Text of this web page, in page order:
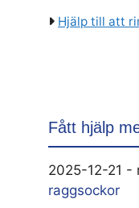
Hjälp till att
Fått hjälp
2025-12-21 -
raggsockor